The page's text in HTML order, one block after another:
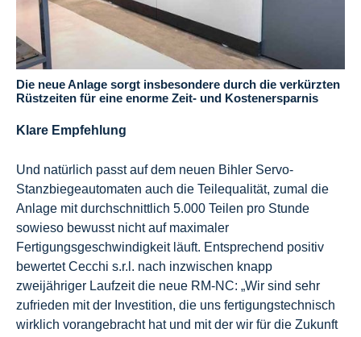
Die neue Anlage sorgt insbesondere durch die verkürzten
Rüstzeiten für eine enorme Zeit- und Kostenersparnis
Klare Empfehlung
Und natürlich passt auf dem neuen Bihler Servo-
Stanzbiegeautomaten auch die Teilequalität, zumal die
Anlage mit durchschnittlich 5.000 Teilen pro Stunde
sowieso bewusst nicht auf maximaler
Fertigungsgeschwindigkeit läuft. Entsprechend positiv
bewertet Cecchi s.r.l. nach inzwischen knapp
zweijähriger Laufzeit die neue RM-NC: „Wir sind sehr
zufrieden mit der Investition, die uns fertigungstechnisch
wirklich vorangebracht hat und mit der wir für die Zukunft